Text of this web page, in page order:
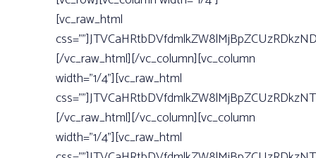
[vc_raw_html
[/vc_raw_html][/vc_column][vc_column
width=”1/4”][vc_raw_html
[/vc_raw_html][/vc_column][vc_column
width=”1/4”][vc_raw_html